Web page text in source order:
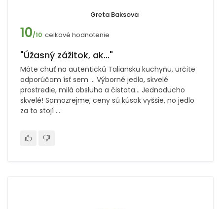
Greta Baksova
10/10 celkové hodnotenie
"Úžasný zážitok, ak..."
Máte chuť na autentickú Taliansku kuchyňu, určite
odporúčam ísť sem ... Výborné jedlo, skvelé
prostredie, milá obsluha a čistota... Jednoducho
skvelé! Samozrejme, ceny sú kúsok vyššie, no jedlo
za to stojí ...